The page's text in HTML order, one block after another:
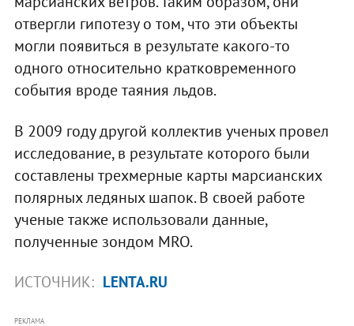
отвергли гипотезу о том, что эти объекты
могли появиться в результате какого-то
одного относительно кратковременного
события вроде таяния льдов.
В 2009 году другой коллектив ученых провел
исследование, в результате которого были
составлены трехмерные карты марсианских
полярных ледяных шапок. В своей работе
ученые также использовали данные,
полученные зондом MRO.
ИСТОЧНИК: LENTA.RU
РЕКЛАМА